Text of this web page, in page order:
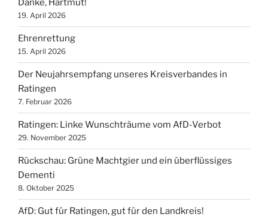
Danke, Hartmut!
19. April 2026
Ehrenrettung
15. April 2026
Der Neujahrsempfang unseres Kreisverbandes in
Ratingen
7. Februar 2026
Ratingen: Linke Wunschträume vom AfD-Verbot
29. November 2025
Rückschau: Grüne Machtgier und ein überflüssiges
Dementi
8. Oktober 2025
AfD: Gut für Ratingen, gut für den Landkreis!